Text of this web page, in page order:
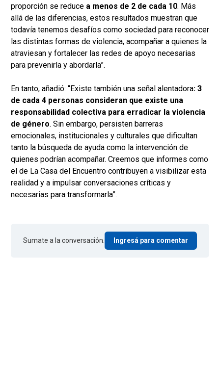
proporción se reduce a menos de 2 de cada 10. Más
allá de las diferencias, estos resultados muestran que
todavía tenemos desafíos como sociedad para reconocer
las distintas formas de violencia, acompañar a quienes la
atraviesan y fortalecer las redes de apoyo necesarias
para prevenirla y abordarla”.
En tanto, añadió: “Existe también una señal alentadora: 3
de cada 4 personas consideran que existe una
responsabilidad colectiva para erradicar la violencia
de género. Sin embargo, persisten barreras
emocionales, institucionales y culturales que dificultan
tanto la búsqueda de ayuda como la intervención de
quienes podrían acompañar. Creemos que informes como
el de La Casa del Encuentro contribuyen a visibilizar esta
realidad y a impulsar conversaciones críticas y
necesarias para transformarla”.
Sumate a la conversación. Ingresá para comentar